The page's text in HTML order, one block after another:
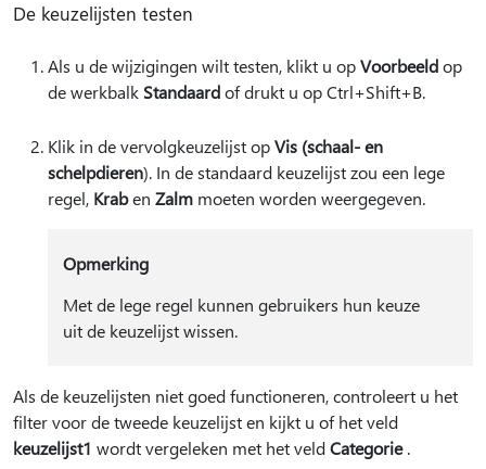
De keuzelijsten testen
Als u de wijzigingen wilt testen, klikt u opVoorbeeldop
de werkbalk Standaardof drukt u op Ctrl+Shift+B.
Klik in de vervolgkeuzelijst opVis (schaal- en
schelpdieren). In de standaard keuzelijst zou een lege
regel, Kraben Zalm moeten worden weergegeven.
Opmerking
Met de lege regel kunnen gebruikers hun keuze
uit de keuzelijst wissen.
Als de keuzelijsten niet goed functioneren, controleert u het
filter voor de tweede keuzelijst en kijkt u of het veld
keuzelijst1 wordt vergeleken met het veldCategorie.